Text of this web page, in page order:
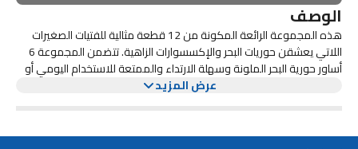
الوصف
هذه المجموعة الرائعة المكونة من 12 قطعة مثالية للفتيات الصغيرات
اللاتي يعشقن حوريات البحر والإكسسوارات الزاهية. تتضمن المجموعة 6
أساور حورية البحر الملونة وسهلة الارتداء والممتعة للاستخدام اليومي أو
يجعلها مثالية للحفلات ذات الطابع البحري أو الهدايا أو الارتداء اليومي المرح.
عرض المزيد